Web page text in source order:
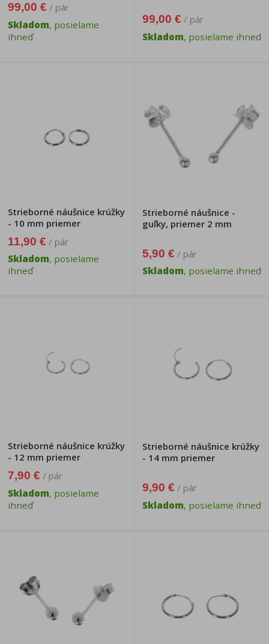
99,00 € / pár
Skladom, posielame
ihneď
99,00 € / pár
Skladom, posielame ihneď
Strieborné náušnice krúžky
- 10 mm priemer
11,90 € / pár
Skladom, posielame
ihneď
Strieborné náušnice -
guľky, priemer 2 mm
5,90 € / pár
Skladom, posielame ihneď
Strieborné náušnice krúžky
- 12 mm priemer
7,90 € / pár
Skladom, posielame
ihneď
Strieborné náušnice krúžky
- 14 mm priemer
9,90 € / pár
Skladom, posielame ihneď